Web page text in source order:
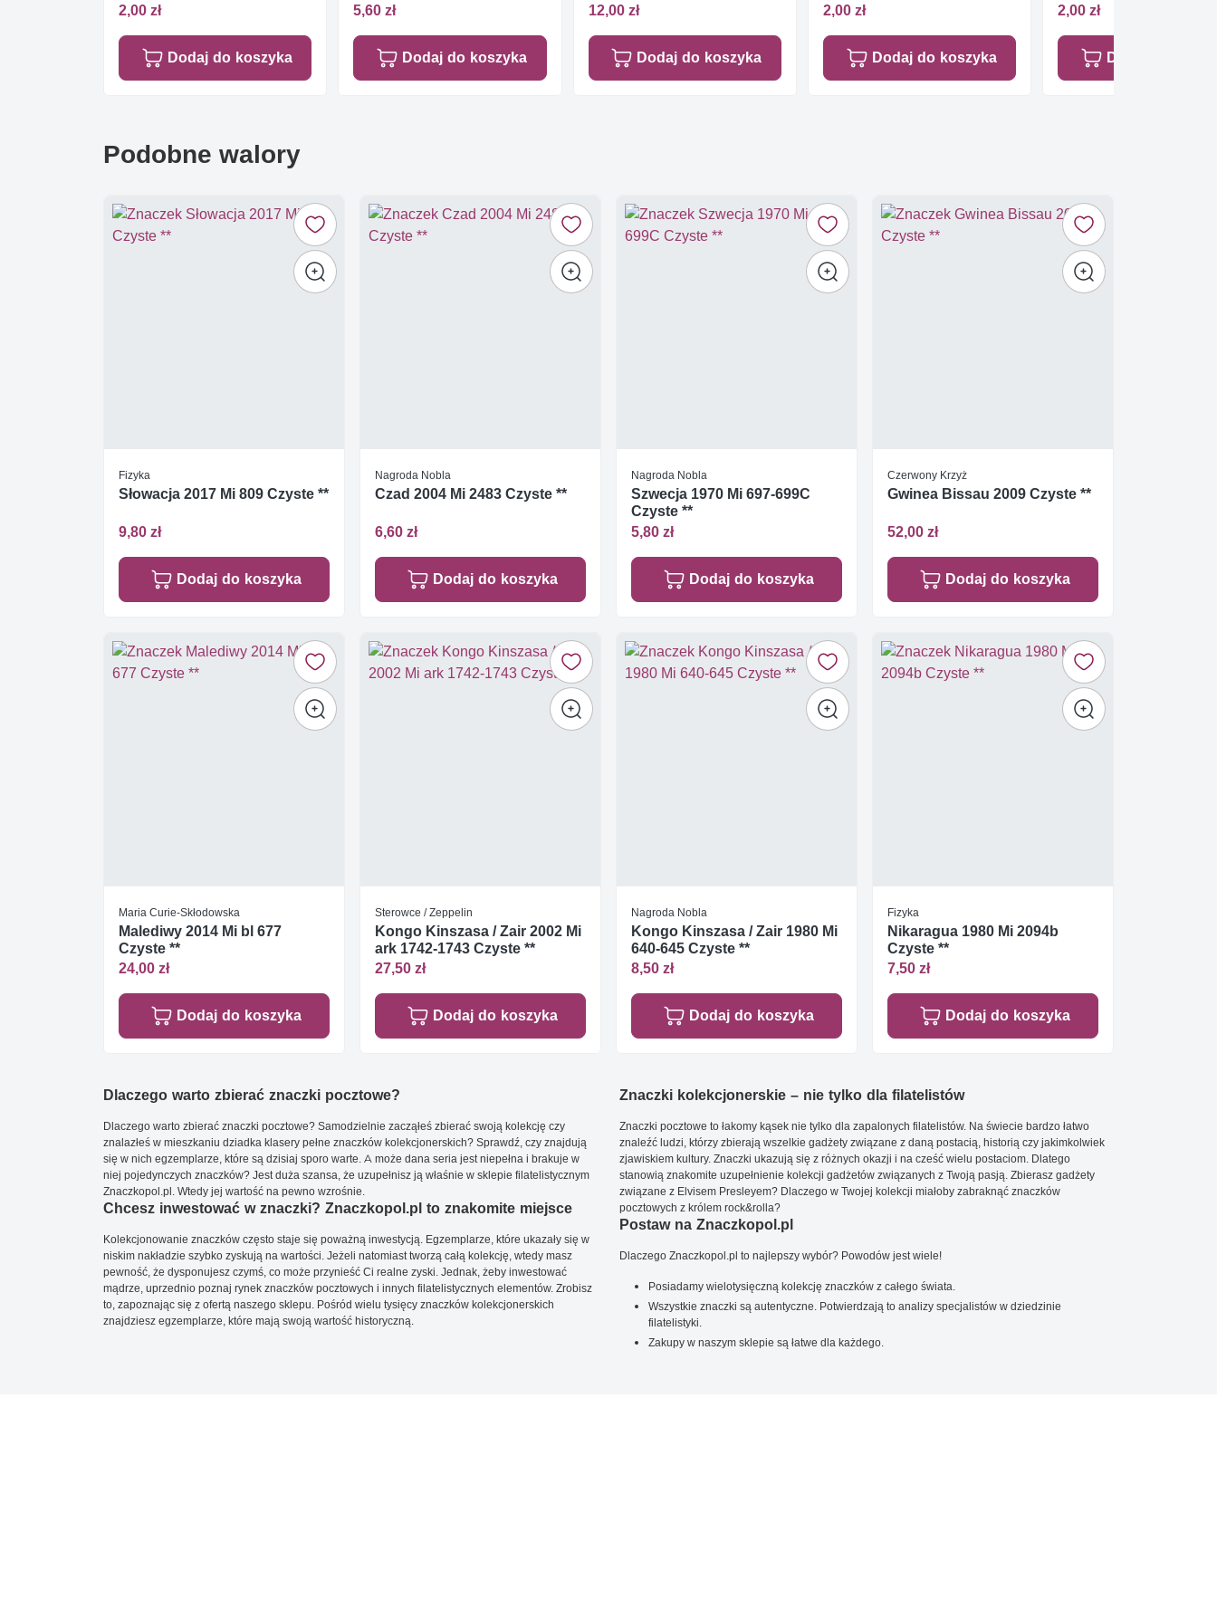
2,00 zł
Dodaj do koszyka
5,60 zł
Dodaj do koszyka
12,00 zł
Dodaj do koszyka
2,00 zł
Dodaj do koszyka
2,00 zł
Dodaj do
Podobne walory
Fizyka
Słowacja 2017 Mi 809 Czyste **
9,80 zł
Dodaj do koszyka
Nagroda Nobla
Czad 2004 Mi 2483 Czyste **
6,60 zł
Dodaj do koszyka
Nagroda Nobla
Szwecja 1970 Mi 697-699C
Czyste **
5,80 zł
Dodaj do koszyka
Czerwony Krzyż
Gwinea Bissau 2009 Czyste **
52,00 zł
Dodaj do koszyka
Maria Curie-Skłodowska
Malediwy 2014 Mi bl 677
Czyste **
24,00 zł
Dodaj do koszyka
Sterowce / Zeppelin
Kongo Kinszasa / Zair 2002 Mi
ark 1742-1743 Czyste **
27,50 zł
Dodaj do koszyka
Nagroda Nobla
Kongo Kinszasa / Zair 1980 Mi
640-645 Czyste **
8,50 zł
Dodaj do koszyka
Fizyka
Nikaragua 1980 Mi 2094b
Czyste **
7,50 zł
Dodaj do koszyka
Dlaczego warto zbierać znaczki pocztowe?
Dlaczego warto zbierać znaczki pocztowe? Samodzielnie zacząłeś zbierać swoją kolekcję czy
znalazłeś w mieszkaniu dziadka klasery pełne znaczków kolekcjonerskich? Sprawdź, czy znajdują
się w nich egzemplarze, które są dzisiaj sporo warte. A może dana seria jest niepełna i brakuje w
niej pojedynczych znaczków? Jest duża szansa, że uzupełnisz ją właśnie w sklepie filatelistycznym
Znaczkopol.pl. Wtedy jej wartość na pewno wzrośnie.
Chcesz inwestować w znaczki? Znaczkopol.pl to znakomite miejsce
Kolekcjonowanie znaczków często staje się poważną inwestycją. Egzemplarze, które ukazały się w
niskim nakładzie szybko zyskują na wartości. Jeżeli natomiast tworzą całą kolekcję, wtedy masz
pewność, że dysponujesz czymś, co może przynieść Ci realne zyski. Jednak, żeby inwestować
mądrze, uprzednio poznaj rynek znaczków pocztowych i innych filatelistycznych elementów. Zrobisz
to, zapoznając się z ofertą naszego sklepu. Pośród wielu tysięcy znaczków kolekcjonerskich
znajdziesz egzemplarze, które mają swoją wartość historyczną.
Znaczki kolekcjonerskie – nie tylko dla filatelistów
Znaczki pocztowe to łakomy kąsek nie tylko dla zapalonych filatelistów. Na świecie bardzo łatwo
znaleźć ludzi, którzy zbierają wszelkie gadżety związane z daną postacią, historią czy jakimkolwiek
zjawiskiem kultury. Znaczki ukazują się z różnych okazji i na cześć wielu postaciom. Dlatego
stanowią znakomite uzupełnienie kolekcji gadżetów związanych z Twoją pasją. Zbierasz gadżety
związane z Elvisem Presleyem? Dlaczego w Twojej kolekcji miałoby zabraknąć znaczków
pocztowych z królem rock&rolla?
Postaw na Znaczkopol.pl
Dlaczego Znaczkopol.pl to najlepszy wybór? Powodów jest wiele!
Posiadamy wielotysięczną kolekcję znaczków z całego świata.
Wszystkie znaczki są autentyczne. Potwierdzają to analizy specjalistów w dziedzinie
filatelistyki.
Zakupy w naszym sklepie są łatwe dla każdego.